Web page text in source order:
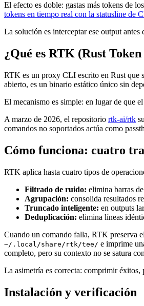
El efecto es doble: gastas más tokens de
tokens en tiempo real con la statusline de
La solución es interceptar ese output
¿Qué es RTK (Rust
RTK es un proxy CLI escrito en Rust que
abierto, es un binario estático único sin
El mecanismo es simple: en lugar de que
A marzo de 2026, el repositorio rtk-ai/rtk
comandos no soportados actúa como
Cómo funciona: cuatro
RTK aplica hasta cuatro tipos de
Filtrado de ruido: elimina barras
Agrupación: consolida resultados
Truncado inteligente: en outputs
Deduplicación: elimina líneas
Cuando un comando falla, RTK preserva
~/.local/share/rtk/tee/ e imprime
completo, pero su contexto no se satura
La asimetría es correcta: comprimir
Instalación y verificación